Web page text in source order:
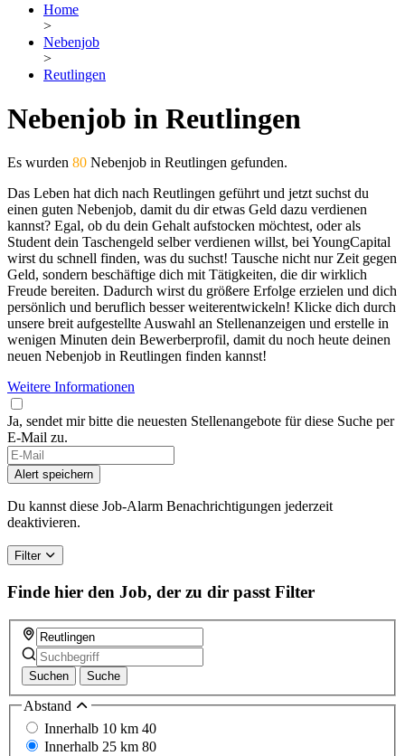
Home
>
Nebenjob
>
Reutlingen
Nebenjob in Reutlingen
Es wurden 80 Nebenjob in Reutlingen gefunden.
Das Leben hat dich nach Reutlingen geführt und jetzt suchst du
einen guten Nebenjob, damit du dir etwas Geld dazu verdienen
kannst? Egal, ob du dein Gehalt aufstocken möchtest, oder als
Student dein Taschengeld selber verdienen willst, bei YoungCapital
wirst du schnell finden, was du suchst! Tausche nicht nur Zeit gegen
Geld, sondern beschäftige dich mit Tätigkeiten, die dir wirklich
Freude bereiten. Dadurch wirst du größere Erfolge erzielen und dich
persönlich und beruflich besser weiterentwickeln! Klicke dich durch
unsere breit aufgestellte Auswahl an Stellenanzeigen und erstelle in
wenigen Minuten dein Bewerberprofil, damit du noch heute deinen
neuen Nebenjob in Reutlingen finden kannst!
Weitere Informationen
Ja, sendet mir bitte die neuesten Stellenangebote für diese Suche per
E-Mail zu.
Alert speichern
Du kannst diese Job-Alarm Benachrichtigungen jederzeit
deaktivieren.
Filter
Finde hier den Job, der zu dir passt Filter
Suchen Suche
Abstand
Innerhalb 10 km 40
Innerhalb 25 km 80